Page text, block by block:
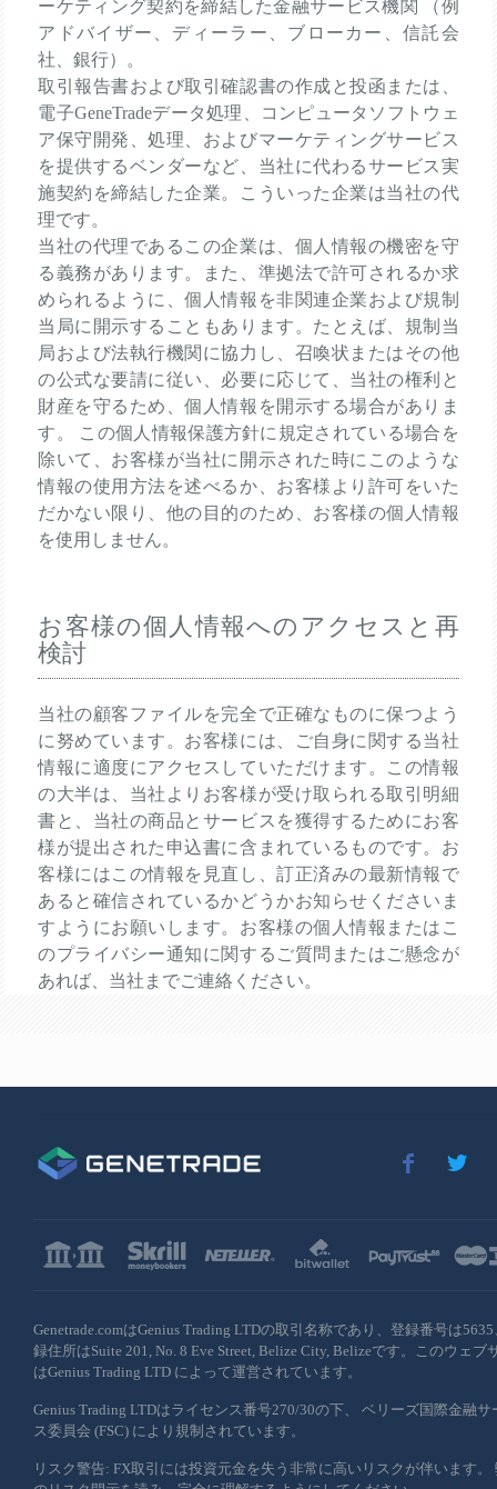
ーケティング契約を締結した金融サービス機関 （例
アドバイザー、ディーラー、ブローカー、信託会
社、銀行）。
取引報告書および取引確認書の作成と投函または、
電子GeneTradeデータ処理、コンピュータソフトウェ
ア保守開発、処理、およびマーケティングサービス
を提供するベンダーなど、当社に代わるサービス実
施契約を締結した企業。こういった企業は当社の代
理です。
当社の代理であるこの企業は、個人情報の機密を守
る義務があります。また、準拠法で許可されるか求
められるように、個人情報を非関連企業および規制
当局に開示することもあります。たとえば、規制当
局および法執行機関に協力し、召喚状またはその他
の公式な要請に従い、必要に応じて、当社の権利と
財産を守るため、個人情報を開示する場合がありま
す。 この個人情報保護方針に規定されている場合を
除いて、お客様が当社に開示された時にこのような
情報の使用方法を述べるか、お客様より許可をいた
だかない限り、他の目的のため、お客様の個人情報
を使用しません。
お客様の個人情報へのアクセスと再
検討
当社の顧客ファイルを完全で正確なものに保つよう
に努めています。お客様には、ご自身に関する当社
情報に適度にアクセスしていただけます。この情報
の大半は、当社よりお客様が受け取られる取引明細
書と、当社の商品とサービスを獲得するためにお客
様が提出された申込書に含まれているものです。お
客様にはこの情報を見直し、訂正済みの最新情報で
あると確信されているかどうかお知らせくださいま
すようにお願いします。お客様の個人情報またはこ
のプライバシー通知に関するご質問またはご懸念が
あれば、当社までご連絡ください。
Genetrade.comはGenius Trading LTDの取引名称であり、登録番号は
録住所はSuite 201, No. 8 Eve Street, Belize City, Belizeです。このウェブ
はGenius Trading LTD によって運営されています。
Genius Trading LTDはライセンス番号270/30の下、 ベリーズ国際金融サ
ス委員会 (FSC) により規制されています。
リスク警告: FX取引には投資元金を失う非常に高いリスクが伴います。